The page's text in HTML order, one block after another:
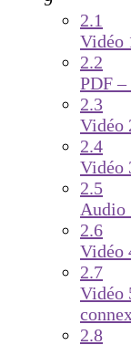
2.1
Vidéo
2.2
PDF –
2.3
Vidéo
2.4
Vidéo
2.5
Audio
2.6
Vidéo
2.7
Vidéo
2.8